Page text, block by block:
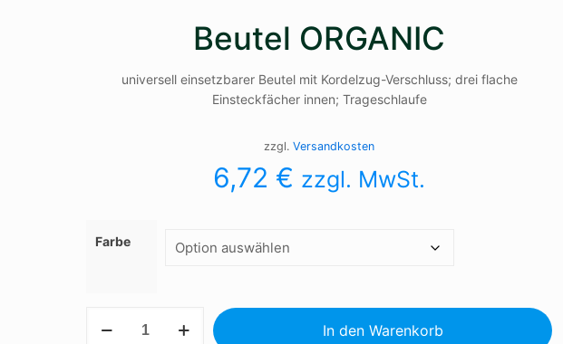
Beutel ORGANIC
universell einsetzbarer Beutel mit Kordelzug-Verschluss; drei flache
Einsteckfächer innen; Trageschlaufe
zzgl.Versandkosten
6,72 € zzgl. MwSt.
Farbe
ORGANIC
In den Warenkorb